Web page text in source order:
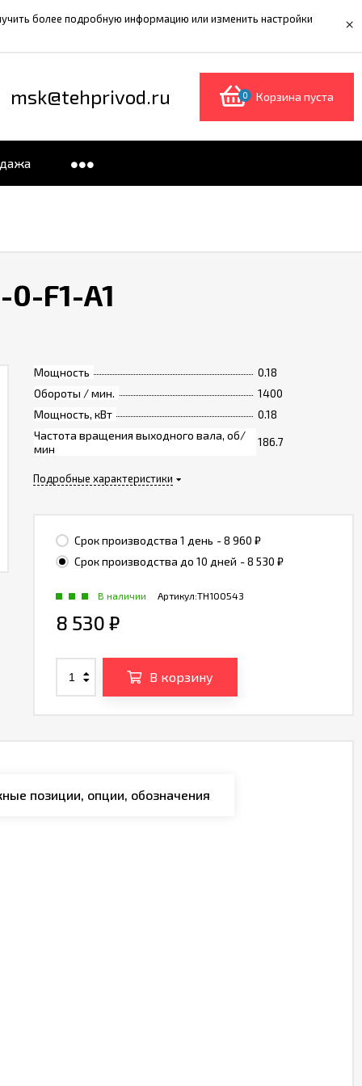
более подробную информацию или изменить настройки ×
msk@tehprivod.ru 0 Корзина пуста
F1-A1
Мощность
0.18
Обороты / мин.
1400
Мощность, кВт
0.18
Частота вращения выходного вала, об/
мин
186.7
Подробные характеристики
Срок производства 1 день - 8 960 ₽
Срок производства до 10 дней - 8 530 ₽
Артикул:TH100543
В наличии
8 530 ₽
В корзину
позиции, опции, обозначения